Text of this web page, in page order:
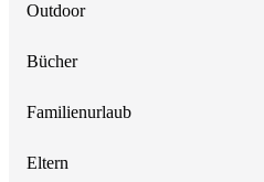
Outdoor
Bücher
Familienurlaub
Eltern